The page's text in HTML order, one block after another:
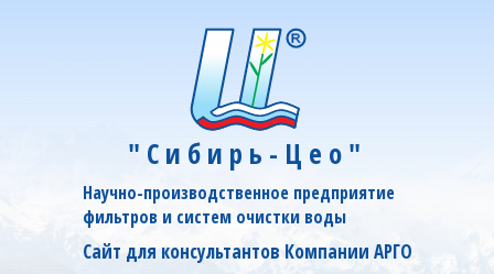
"Сибирь-Цео"
Научно-производственное предприятие
фильтров и систем очистки воды
Сайт для консультантов Компании АРГО